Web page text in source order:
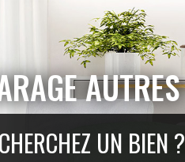
AUTRES
UN BIEN ?